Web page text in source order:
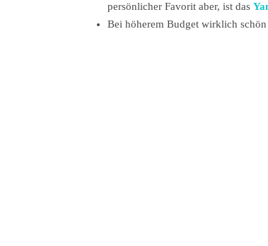
persönlicher Favorit aber, ist das
Bei höherem Budget wirklich schön